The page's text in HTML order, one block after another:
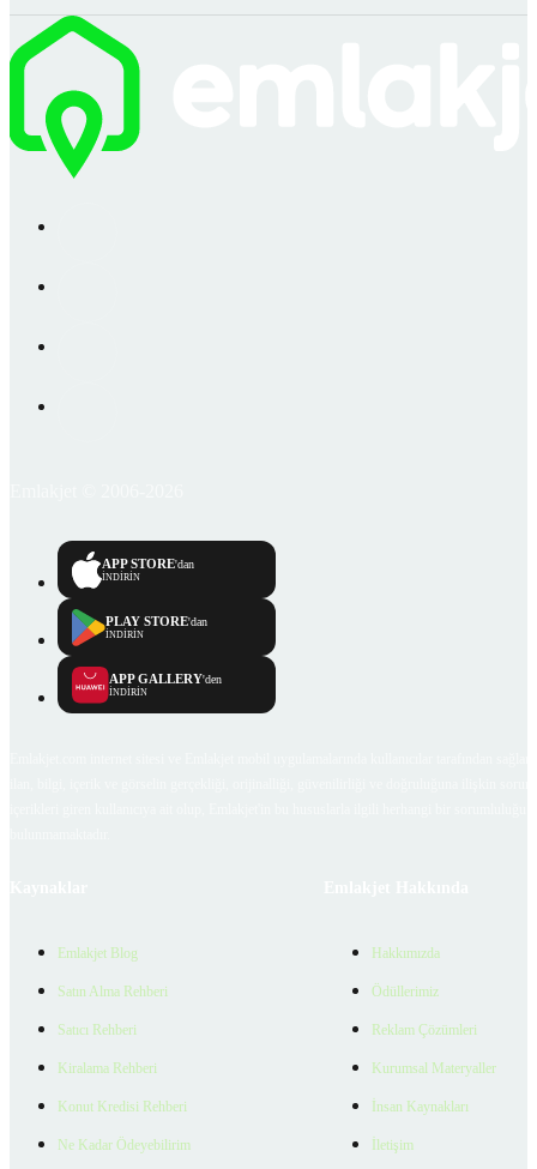
APP STORE'dan
İNDİRİN
PLAY STORE'dan
İNDİRİN
APP GALLERY'den
İNDİRİN
Emlakjet Blog
Satın Alma Rehberi
Satıcı Rehberi
Kiralama Rehberi
Konut Kredisi Rehberi
Ne Kadar Ödeyebilirim
Hakkımızda
Ödüllerimiz
Reklam Çözümleri
Kurumsal Materyaller
İnsan Kaynakları
İletişim